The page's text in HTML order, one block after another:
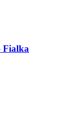
Fialka